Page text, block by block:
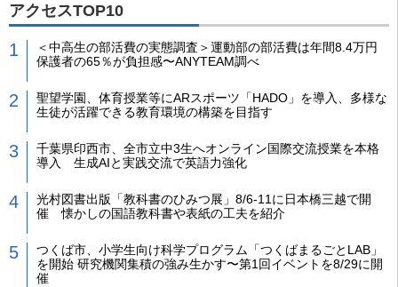
アクセスTOP10
＜中高生の部活費の実態調査＞運動部の部活費は年間8.4万円
保護者の65％が負担感〜ANYTEAM調べ
聖望学園、体育授業等にARスポーツ「HADO」を導入、多様な
生徒が活躍できる教育環境の構築を目指す
千葉県印西市、全市立中3生へオンライン国際交流授業を本格
導入 生成AIと実践交流で英語力強化
光村図書出版「教科書のひみつ展」8/6-11に日本橋三越で開
催 懐かしの国語教科書や表紙の工夫を紹介
つくば市、小学生向け科学プログラム「つくばまるごとLAB」
を開始 研究機関集積の強み生かす〜第1回イベントを8/29に開
催